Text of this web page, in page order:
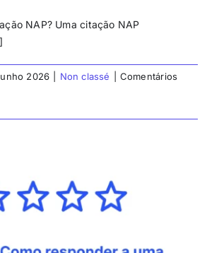
NAP? Uma citação NAP
2026 Non classé
Comentários